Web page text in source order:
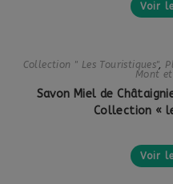
Voir
Collection " Les Touristiques",
Mont
Savon Miel de
Collection «
Voir